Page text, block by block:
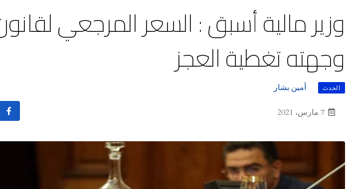
وزير مالية أسبق : السعر المرجعي
وجهته تغطية العجز
الحدث أمين بشار
7 مارس، 2021